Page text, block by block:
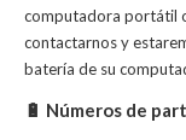
computadora portátil
contactarnos y
batería de su
🔋 Números de